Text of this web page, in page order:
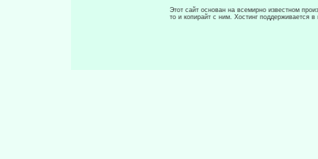
Этот сайт основан на всемирно известном
то и копирайт с ним. Хостинг поддерживается